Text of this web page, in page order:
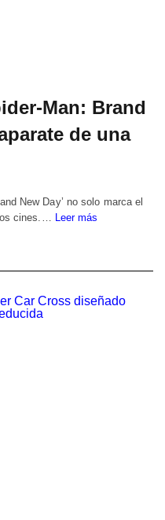
Man: Brand
de una
New Day’ no solo marca el
cines.… Leer más